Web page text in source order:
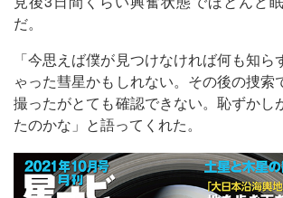
だ。
「今思えば僕が見つけなければ何も知ら
ゃった彗星かもしれない。その後の捜索
撮ったがとても確認できない。恥ずかし
たのかな」と語ってくれた。